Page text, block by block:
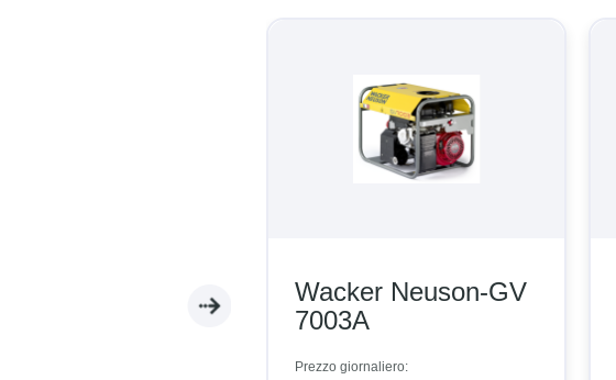
Wacker Neuson-GV
7003A
Prezzo giornaliero: